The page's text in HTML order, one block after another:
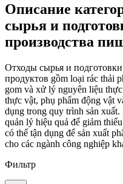
Описание
сырья и
производства
Отходы сырья и
продуктов gồm loại rác thải
gom và xử lý nguyên liệu
thực vật, phụ phẩm động vật
dụng trong quy trình sản
quản lý hiệu quả để giảm
có thể tận dụng để sản xuất
cho các ngành công nghiệp
Фильтр